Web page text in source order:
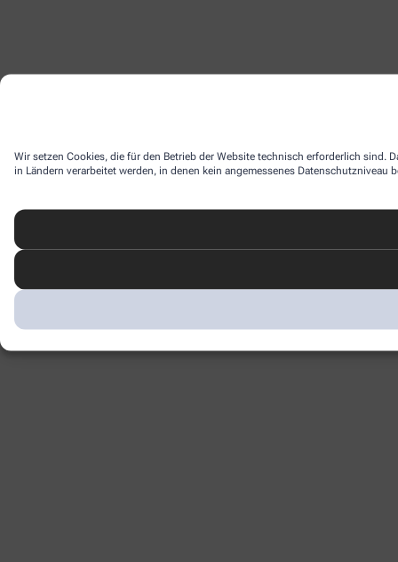
Wir setzen Cookies, die für den Betrieb der Website technisch erforderlich sind.
in Ländern verarbeitet werden, in denen kein angemessenes